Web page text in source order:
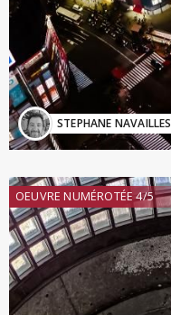
STEPHANE NAVAILLES
OEUVRE NUMÉROTÉE 4/5